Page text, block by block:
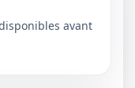
avant